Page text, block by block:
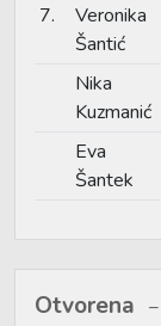
7.
Veronika
Šantić
Nika
Kuzmanić
Eva
Šantek
Otvorena